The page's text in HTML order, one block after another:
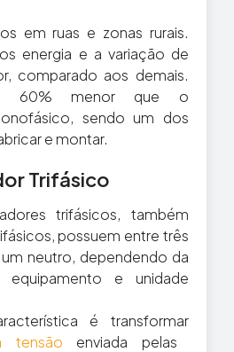
em ruas e zonas rurais.
energia e a variação de
comparado aos demais.
60% menor que o
sendo um dos
e montar.
Trifásico
trifásicos, também
possuem entre três
neutro, dependendo da
equipamento e unidade
é transformar
tensão enviada pelas